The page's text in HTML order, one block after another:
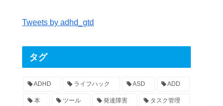
Tweets by adhd_gtd
タグ
ADHD ライフハック ASD ADD
本 ツール 発達障害 タスク管理